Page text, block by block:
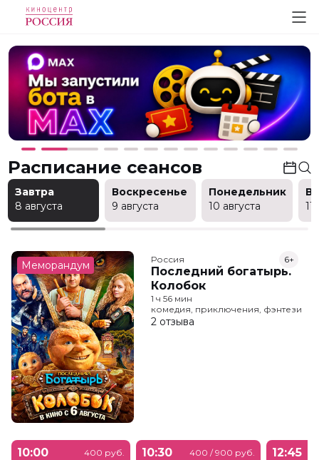
Расписание сеансов
Завтра
8 августа
Воскресенье
9 августа
Понедельник
10 августа
11
Меморандум Россия
Последний богатырь.
Колобок
6+
1 ч 56 мин
комедия, приключения, фэнтези
2 отзыва
10:00
400 руб.
10:30
400 / 900 руб.
12:45